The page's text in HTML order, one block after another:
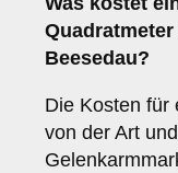
Beesedau?
Die Kosten für
von der Art